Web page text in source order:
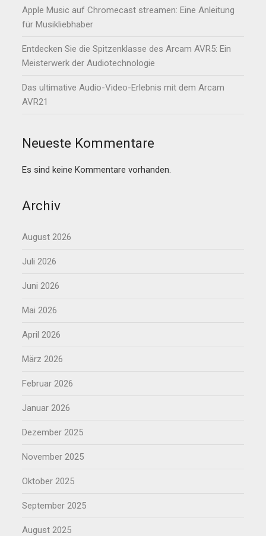
Apple Music auf Chromecast streamen: Eine Anleitung
für Musikliebhaber
Entdecken Sie die Spitzenklasse des Arcam AVR5: Ein
Meisterwerk der Audiotechnologie
Das ultimative Audio-Video-Erlebnis mit dem Arcam
AVR21
Neueste Kommentare
Es sind keine Kommentare vorhanden.
Archiv
August 2026
Juli 2026
Juni 2026
Mai 2026
April 2026
März 2026
Februar 2026
Januar 2026
Dezember 2025
November 2025
Oktober 2025
September 2025
August 2025